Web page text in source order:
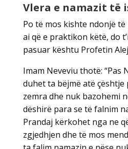
Vlera e namazit të
Po të mos kishte ndonjë
ai që e praktikon këtë, do
pasuar kështu Profetin
Imam Neveviu thotë: “Pas
duhet ta bëjmë atë
zemra dhe nuk bazohemi
dëshirë para se të falnim
Prandaj kërkohet nga ne
zgjedhjen dhe të mos